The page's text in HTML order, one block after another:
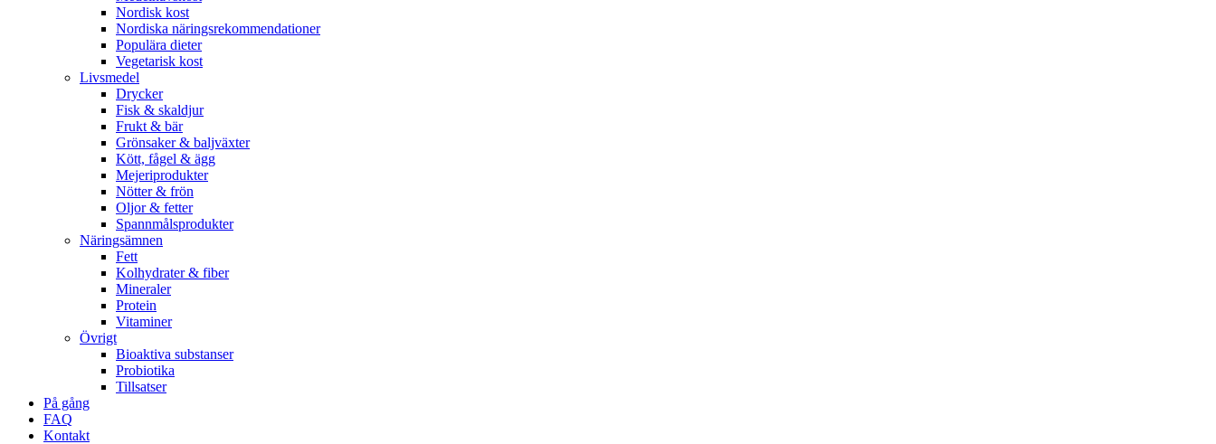
Nordisk kost
Nordiska näringsrekommendationer
Populära dieter
Vegetarisk kost
Livsmedel
Drycker
Fisk & skaldjur
Frukt & bär
Grönsaker & baljväxter
Kött, fågel & ägg
Mejeriprodukter
Nötter & frön
Oljor & fetter
Spannmålsprodukter
Näringsämnen
Fett
Kolhydrater & fiber
Mineraler
Protein
Vitaminer
Övrigt
Bioaktiva substanser
Probiotika
Tillsatser
På gång
FAQ
Kontakt